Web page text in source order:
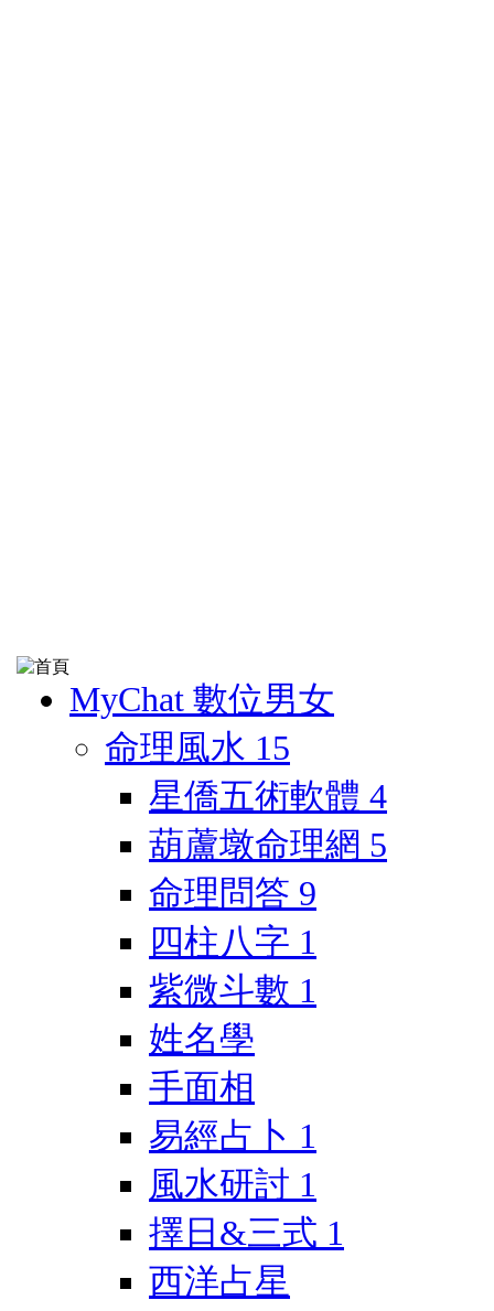
MyChat 數位男女
命理風水 15
星僑五術軟體 4
葫蘆墩命理網 5
命理問答 9
四柱八字 1
紫微斗數 1
姓名學
手面相
易經占卜 1
風水研討 1
擇日&三式 1
西洋占星